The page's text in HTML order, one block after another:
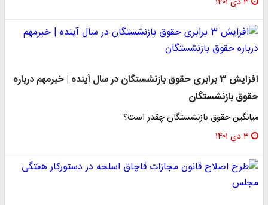
افزایش 3 برابری حقوق بازنشستگان در سال آینده | خبرمهم درباره
حقوق بازنشستگان
میانگین حقوق بازنشستگان چقدر است؟
۳ دی ۱۴۰۱